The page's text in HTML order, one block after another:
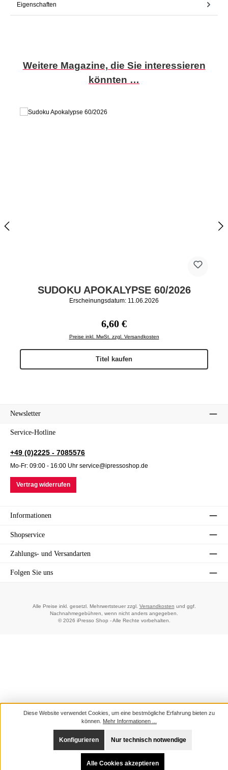
Eigenschaften
Produktgalerie überspringen
Weitere Magazine, die Sie interessieren
könnten …
SUDOKU APOKALYPSE 60/2026
Erscheinungsdatum: 11.06.2026
Regulärer Preis:
6,60 €
Preise inkl. MwSt. zzgl. Versandkosten
Titel kaufen
Newsletter
Service-Hotline
+49 (0)2225 - 7085576
Mo-Fr: 09:00 - 16:00 Uhr service@ipressoshop.de
Vertrag widerrufen
Informationen
Shopservice
Zahlungs- und Versandarten
Folgen Sie uns
Alle Preise inkl. gesetzl. Mehrwertsteuer zzgl. Versandkosten und ggf.
Nachnahmegebühren, wenn nicht anders angegeben.
© 2026 iPresso Shop - Alle Rechte vorbehalten.
Diese Website verwendet Cookies, um eine bestmögliche Erfahrung bieten zu
können. Mehr Informationen ...
Nur technisch notwendige
Konfigurieren
Alle Cookies akzeptieren